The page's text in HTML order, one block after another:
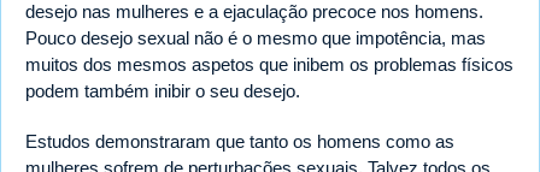
desejo nas mulheres e a ejaculação precoce nos homens.
Pouco desejo sexual não é o mesmo que impotência, mas
muitos dos mesmos aspetos que inibem os problemas físicos
podem também inibir o seu desejo.
Estudos demonstraram que tanto os homens como as
mulheres sofrem de perturbações sexuais. Talvez todos os